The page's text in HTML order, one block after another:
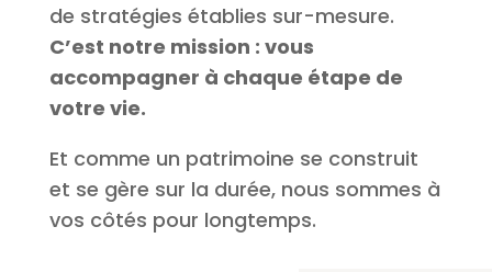
de stratégies établies sur-mesure.
C’est notre mission : vous
accompagner à chaque étape de
votre vie.
Et comme un patrimoine se construit
et se gère sur la durée, nous sommes à
vos côtés pour longtemps.